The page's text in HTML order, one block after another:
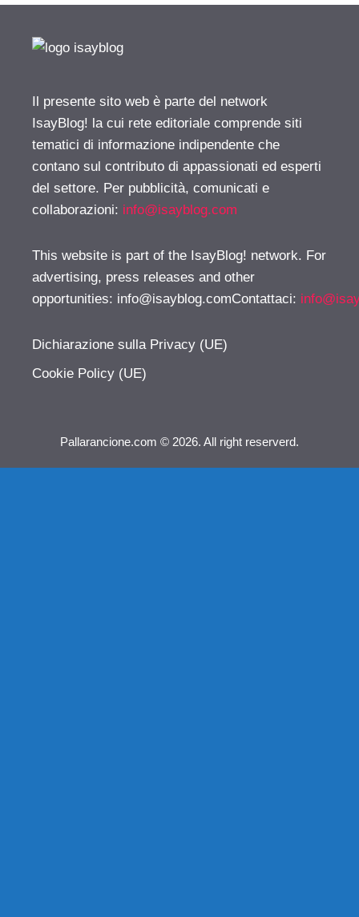
Il presente sito web è parte del network
IsayBlog! la cui rete editoriale comprende siti
tematici di informazione indipendente che
contano sul contributo di appassionati ed esperti
del settore. Per pubblicità, comunicati e
collaborazioni: info@isayblog.com
This website is part of the IsayBlog! network. For
advertising, press releases and other
opportunities: info@isayblog.comContattaci:
Dichiarazione sulla Privacy (UE)
Cookie Policy (UE)
Pallarancione.com © 2026. All right reserverd.